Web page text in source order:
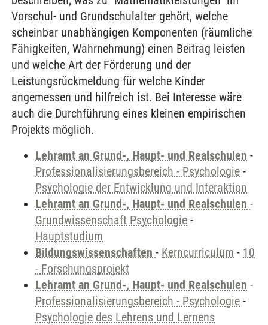
Vorschul- und Grundschulalter gehört, welche
scheinbar unabhängigen Komponenten (räumliche
Fähigkeiten, Wahrnehmung) einen Beitrag leisten
und welche Art der Förderung und der
Leistungsrückmeldung für welche Kinder
angemessen und hilfreich ist. Bei Interesse wäre
auch die Durchführung eines kleinen empirischen
Projekts möglich.
Lehramt an Grund-, Haupt- und Realschulen -
Professionalisierungsbereich - Psychologie -
Psychologie der Entwicklung und Interaktion
Lehramt an Grund-, Haupt- und Realschulen -
Grundwissenschaft Psychologie -
Hauptstudium
Bildungswissenschaften - Kerncurriculum - 10
- Forschungsprojekt
Lehramt an Grund-, Haupt- und Realschulen -
Professionalisierungsbereich - Psychologie -
Psychologie des Lehrens und Lernens